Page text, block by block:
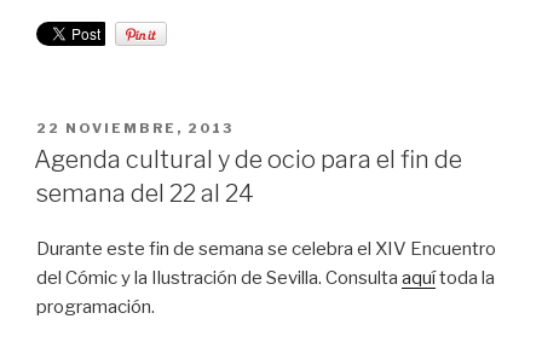
PUBLICADO
EL
22 NOVIEMBRE, 2013
Agenda cultural y de ocio para el fin de
semana del 22 al 24
Durante este fin de semana se celebra el XIV Encuentro
del Cómic y la Ilustración de Sevilla. Consulta aquítoda la
programación.